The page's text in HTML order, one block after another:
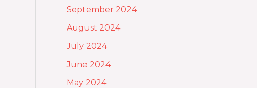
September 2024
August 2024
July 2024
June 2024
May 2024